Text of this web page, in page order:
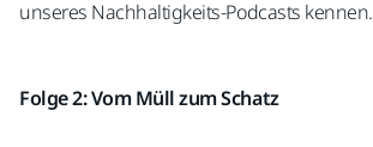
unseres Nachhaltigkeits-Podcasts kennen.
Folge 2: Vom Müll zum Schatz